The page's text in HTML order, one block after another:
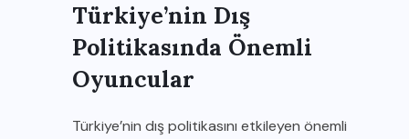
Türkiye’nin Dış
Politikasında Önemli
Oyuncular
Türkiye’nin dış politikasını etkileyen önemli